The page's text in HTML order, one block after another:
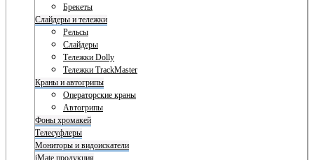
Брекеты
Слайдеры и тележки
Рельсы
Слайдеры
Тележки Dolly
Тележки TrackMaster
Краны и автогрипы
Операторские краны
Автогрипы
Фоны хромакей
Телесуфлеры
Мониторы и видоискатели
iMate продукция